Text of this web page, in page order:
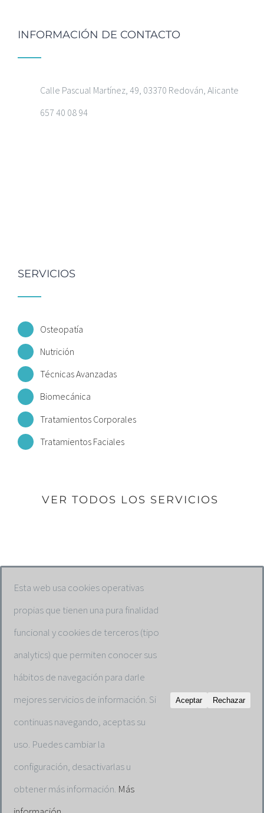
INFORMACIÓN DE CONTACTO
Calle Pascual Martínez, 49, 03370 Redován, Alicante
657 40 08 94
SERVICIOS
Osteopatía
Nutrición
Técnicas Avanzadas
Biomecánica
Tratamientos Corporales
Tratamientos Faciales
VER TODOS LOS SERVICIOS
© Copyright 2019 -2026 | One Advanced Clinic | All Rights
Reserved | Powered byInforEmpresas
/home/oneadvan/public_html/wp-content/plugins/click-
Esta web usa cookies operativas
propias que tienen una pura finalidad
funcional y cookies de terceros (tipo
analytics) que permiten conocer sus
hábitos de navegación para darle
mejores servicios de información. Si
continuas navegando, aceptas su
uso. Puedes cambiar la
configuración, desactivarlas u
obtener más información. Más
Aceptar Rechazar